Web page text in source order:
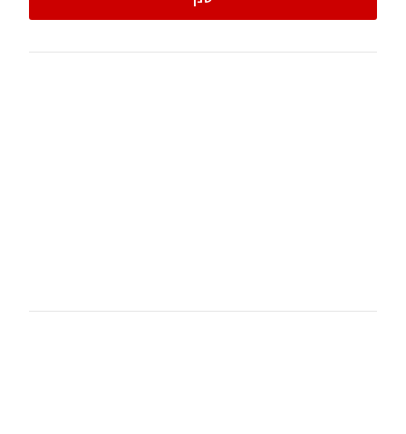
(מעל 6 קומות) מחוייבים לבדיקה ואישור שכזה. זה